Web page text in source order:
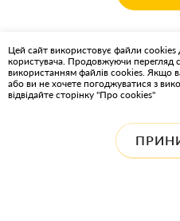
КАРТА
Цей сайт використовує файли
користувача. Продовжуючи перегляд
використанням файлів cookies. Якщо
або ви не хочете погоджуватися з
відвідайте сторінку "Про cookies"